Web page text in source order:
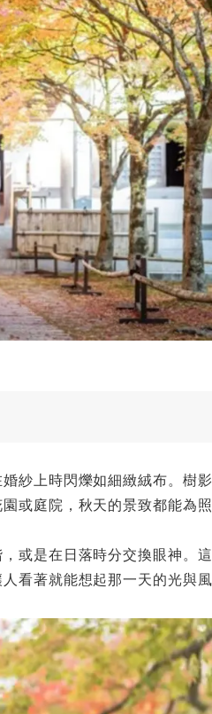
紗上時閃爍如細緻絨布。樹
或庭院，秋天的景致都能為照
或是在日落時分交換眼神。
看著就能想起那一天的光與風